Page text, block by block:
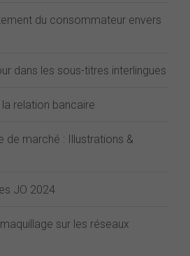
du consommateur envers
dans les sous-titres interlingues
relation bancaire
de marché : Illustrations &
JO 2024
sur les réseaux